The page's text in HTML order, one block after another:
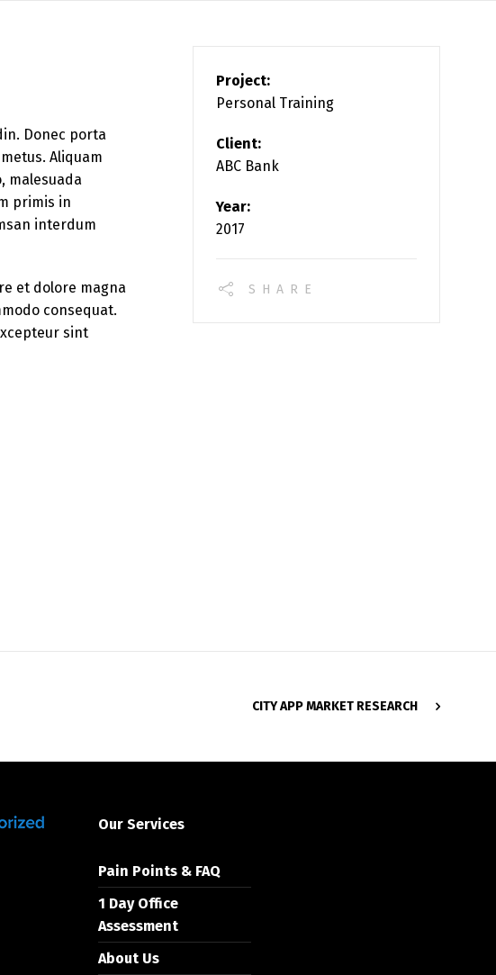
Donec porta
Aliquam
malesuada
primis in
interdum
et dolore magna
consequat.
sint
Project:
Personal Training
Client:
ABC Bank
Year:
2017
SHARE
CITY APP MARKET RESEARCH
Our Services
Pain Points & FAQ
1 Day Office
Assessment
About Us